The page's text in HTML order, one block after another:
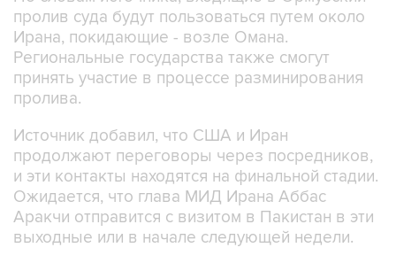
пролив суда будут пользоваться путем около
Ирана, покидающие - возле Омана.
Региональные государства также смогут
принять участие в процессе разминирования
пролива.
Источник добавил, что США и Иран
продолжают переговоры через посредников,
и эти контакты находятся на финальной стадии.
Ожидается, что глава МИД Ирана Аббас
Аракчи отправится с визитом в Пакистан в эти
выходные или в начале следующей недели.